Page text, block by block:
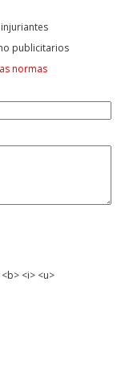
publicitarios
normas
<i> <u>